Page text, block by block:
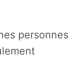
personnes